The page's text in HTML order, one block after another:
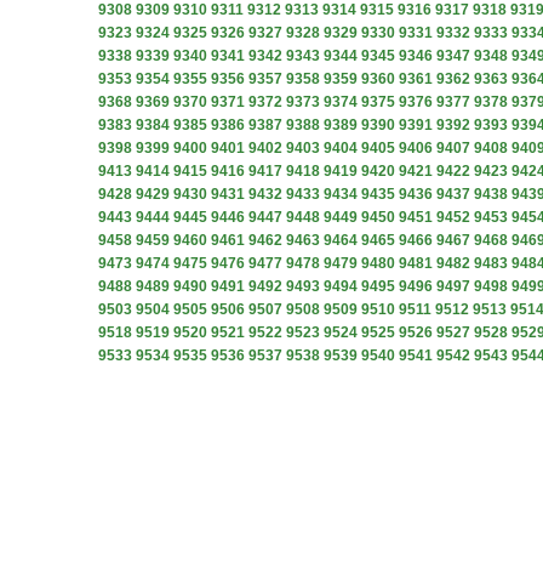
9308 9309 9310 9311 9312 9313 9314 9315 9316 9317 9318 9319
9323 9324 9325 9326 9327 9328 9329 9330 9331 9332 9333
9338 9339 9340 9341 9342 9343 9344 9345 9346 9347 9348
9353 9354 9355 9356 9357 9358 9359 9360 9361 9362 9363
9368 9369 9370 9371 9372 9373 9374 9375 9376 9377 9378
9383 9384 9385 9386 9387 9388 9389 9390 9391 9392 9393
9398 9399 9400 9401 9402 9403 9404 9405 9406 9407 9408
9413 9414 9415 9416 9417 9418 9419 9420 9421 9422 9423
9428 9429 9430 9431 9432 9433 9434 9435 9436 9437 9438
9443 9444 9445 9446 9447 9448 9449 9450 9451 9452 9453
9458 9459 9460 9461 9462 9463 9464 9465 9466 9467 9468
9473 9474 9475 9476 9477 9478 9479 9480 9481 9482 9483
9488 9489 9490 9491 9492 9493 9494 9495 9496 9497 9498
9503 9504 9505 9506 9507 9508 9509 9510 9511 9512 9513 9514
9518 9519 9520 9521 9522 9523 9524 9525 9526 9527 9528
9533 9534 9535 9536 9537 9538 9539 9540 9541 9542 9543